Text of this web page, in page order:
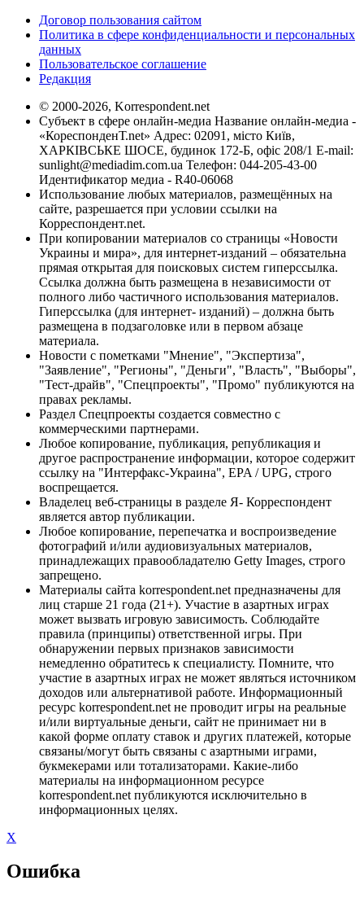
Договор пользования сайтом
Политика в сфере конфиденциальности и персональных
данных
Пользовательское соглашение
Редакция
© 2000-2026, Korrespondent.net
Субъект в сфере онлайн-медиа Название онлайн-медиа -
«КореспонденТ.net» Адрес: 02091, місто Київ,
ХАРКІВСЬКЕ ШОСЕ, будинок 172-Б, офіс 208/1 E-mail:
sunlight@mediadim.com.ua Телефон: 044-205-43-00
Идентификатор медиа - R40-06068
Использование любых материалов, размещённых на
сайте, разрешается при условии ссылки на
Корреспондент.net.
При копировании материалов со страницы «Новости
Украины и мира», для интернет-изданий – обязательна
прямая открытая для поисковых систем гиперссылка.
Ссылка должна быть размещена в независимости от
полного либо частичного использования материалов.
Гиперссылка (для интернет- изданий) – должна быть
размещена в подзаголовке или в первом абзаце
материала.
Новости с пометками "Мнение", "Экспертиза",
"Заявление", "Регионы", "Деньги", "Власть", "Выборы",
"Тест-драйв", "Спецпроекты", "Промо" публикуются на
правах рекламы.
Раздел Спецпроекты создается совместно с
коммерческими партнерами.
Любое копирование, публикация, републикация и
другое распространение информации, которое содержит
ссылку на "Интерфакс-Украина", EPA / UPG, строго
воспрещается.
Владелец веб-страницы в разделе Я- Корреспондент
является автор публикации.
Любое копирование, перепечатка и воспроизведение
фотографий и/или аудиовизуальных материалов,
принадлежащих правообладателю Getty Images, строго
запрещено.
Материалы сайта korrespondent.net предназначены для
лиц старше 21 года (21+). Участие в азартных играх
может вызвать игровую зависимость. Соблюдайте
правила (принципы) ответственной игры. При
обнаружении первых признаков зависимости
немедленно обратитесь к специалисту. Помните, что
участие в азартных играх не может являться источником
доходов или альтернативой работе. Информационный
ресурс korrespondent.net не проводит игры на реальные
и/или виртуальные деньги, сайт не принимает ни в
какой форме оплату ставок и других платежей, которые
связаны/могут быть связаны с азартными играми,
букмекерами или тотализаторами. Какие-либо
материалы на информационном ресурсе
korrespondent.net публикуются исключительно в
информационных целях.
X
Ошибка